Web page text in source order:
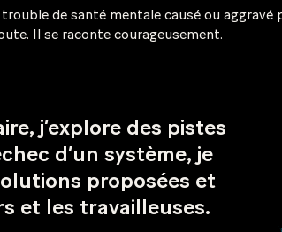
de santé mentale causé ou aggravé
Il se raconte courageusement.
j’explore des pistes
d’un système, je
proposées et
et les travailleuses.